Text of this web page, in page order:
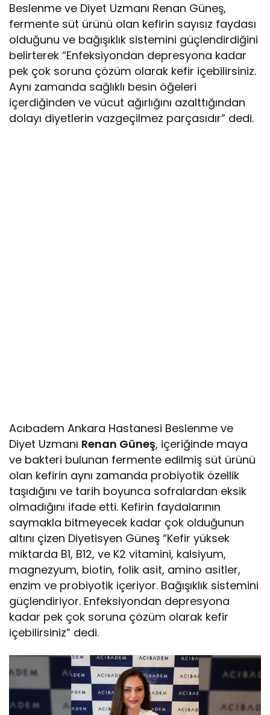
Beslenme ve Diyet Uzmanı Renan Güneş,
fermente süt ürünü olan kefirin sayısız faydası
olduğunu ve bağışıklık sistemini güçlendirdiğini
belirterek “Enfeksiyondan depresyona kadar
pek çok soruna çözüm olarak kefir içebilirsiniz.
Aynı zamanda sağlıklı besin öğeleri
içerdiğinden ve vücut ağırlığını azalttığından
dolayı diyetlerin vazgeçilmez parçasıdır” dedi.
Acıbadem Ankara Hastanesi Beslenme ve
Diyet Uzmanı Renan Güneş, içeriğinde maya
ve bakteri bulunan fermente edilmiş süt ürünü
olan kefirin aynı zamanda probiyotik özellik
taşıdığını ve tarih boyunca sofralardan eksik
olmadığını ifade etti. Kefirin faydalarının
saymakla bitmeyecek kadar çok olduğunun
altını çizen Diyetisyen Güneş “Kefir yüksek
miktarda B1, B12, ve K2 vitamini, kalsiyum,
magnezyum, biotin, folik asit, amino asitler,
enzim ve probiyotik içeriyor. Bağışıklık sistemini
güçlendiriyor. Enfeksiyondan depresyona
kadar pek çok soruna çözüm olarak kefir
içebilirsiniz” dedi.